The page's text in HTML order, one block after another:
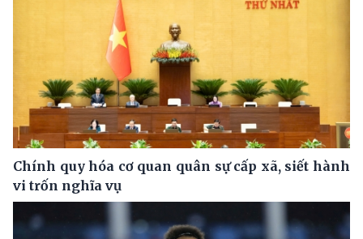
Chính quy hóa cơ quan quân sự cấp xã, siết hành
vi trốn nghĩa vụ